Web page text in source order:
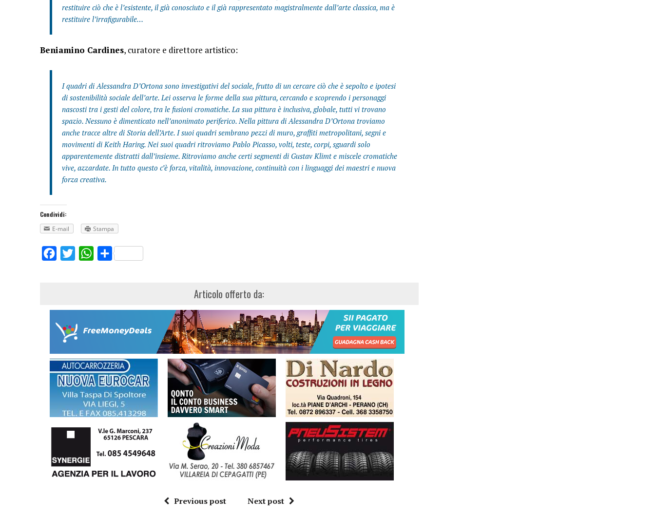
restituire ciò che è l’esistente, il già conosciuto e il già rappresentato magistralmente dall’arte classica, ma è
restituire l’irrafigurabile…
Beniamino Cardines, curatore e direttore artistico:
I quadri di Alessandra D’Ortona sono investigativi del sociale, frutto di un cercare ciò che è sepolto e ipotesi
di sostenibilità sociale dell’arte. Lei osserva le forme della sua pittura, cercando e scoprendo i personaggi
nascosti tra i gesti del colore, tra le fusioni cromatiche. La sua pittura è inclusiva, globale, tutti vi trovano
spazio. Nessuno è dimenticato nell’anonimato periferico. Nella pittura di Alessandra D’Ortona troviamo
anche tracce altre di Storia dell’Arte. I suoi quadri sembrano pezzi di muro, graffiti metropolitani, segni e
movimenti di Keith Haring. Nei suoi quadri ritroviamo Pablo Picasso, volti, teste, corpi, sguardi solo
apparentemente distratti dall’insieme. Ritroviamo anche certi segmenti di Gustav Klimt e miscele cromatiche
vive, azzardate. In tutto questo c’è forza, vitalità, innovazione, continuità con i linguaggi dei maestri e nuova
forza creativa.
Condividi:
E-mail
Stampa
FacebookTwitterWhatsApp
Share
Articolo offerto da:
Previous post Next post